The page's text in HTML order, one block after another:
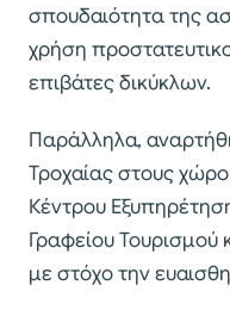
σπουδαιότητα της
χρήση
επιβάτες δικύκλων.
Παράλληλα,
Τροχαίας στους
Κέντρου
Γραφείου Τουρισμού
με στόχο την